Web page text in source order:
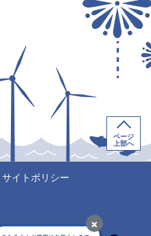
×
サイトポリシー
ページ
上部へ